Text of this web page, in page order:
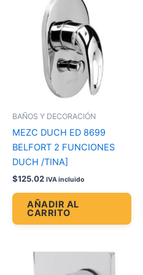
BAÑOS Y DECORACIÓN
MEZC DUCH ED 8699
BELFORT 2 FUNCIONES
DUCH /TINA]
$125.02 IVA incluido
AÑADIR AL
CARRITO